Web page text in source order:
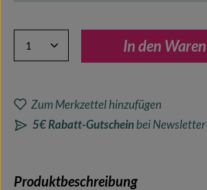
Produkt Anzahl: Gib denIn den
Zum Merkzettel hinzufügen
5€ Rabatt-Gutscheinbei
Produktbeschreibung